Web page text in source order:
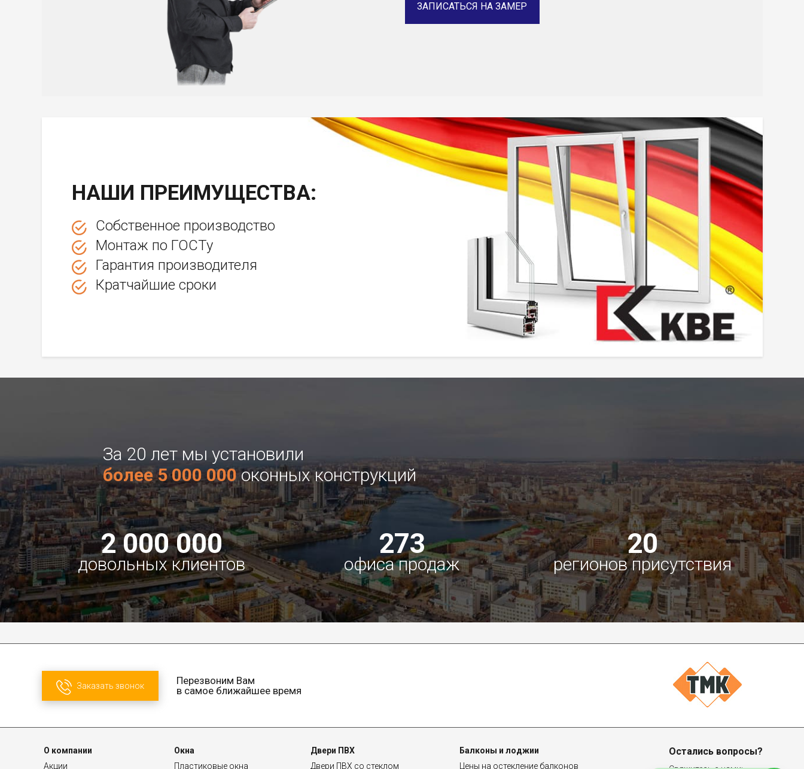
ЗАПИСАТЬСЯ НА ЗАМЕР
НАШИ ПРЕИМУЩЕСТВА:
Собственное производство
Монтаж по ГОСТу
Гарантия производителя
Кратчайшие сроки
За 20 лет мы установили
более 5 000 000оконных конструкций
2 000 000
довольных клиентов
273
офиса продаж
20
регионов присутствия
Заказать звонок
Перезвоним Вам
в самое ближайшее время
О компании
Акции
Окна
Пластиковые окна
Двери ПВХ
Двери ПВХ со стеклом
Балконы и лоджии
Цены на остекление балконов
Остались вопросы?